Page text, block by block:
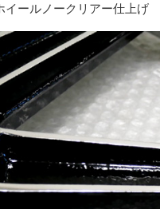
イールノークリアー仕上げ